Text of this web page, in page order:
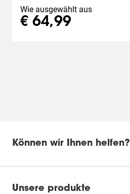
Wie ausgewählt aus
€ 64,99
Können wir Ihnen helfen?
Unsere produkte